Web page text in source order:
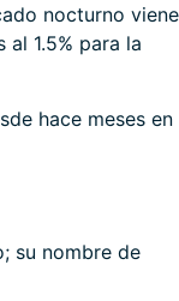
nocturno viene
1.5% para la
hace meses en